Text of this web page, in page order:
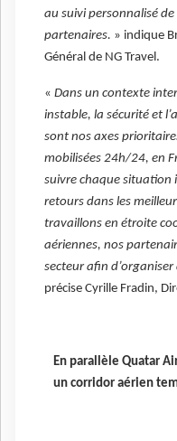
au suivi personnalisé
partenaires. » indique
Général de NG Travel.
« Dans un contexte
instable, la sécurité et
sont nos axes
mobilisées 24h/24, en
suivre chaque situation
retours dans les
travaillons en étroite
aériennes, nos
secteur afin
précise Cyrille Fradin,
En parallèle Quatar
un corridor aérien